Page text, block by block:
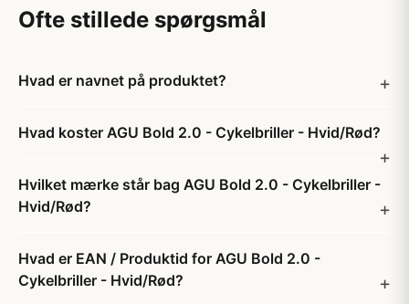
Ofte stillede spørgsmål
Hvad er navnet på produktet?
Hvad koster AGU Bold 2.0 - Cykelbriller - Hvid/Rød?
Hvilket mærke står bag AGU Bold 2.0 - Cykelbriller -
Hvid/Rød?
Hvad er EAN / Produktid for AGU Bold 2.0 -
Cykelbriller - Hvid/Rød?